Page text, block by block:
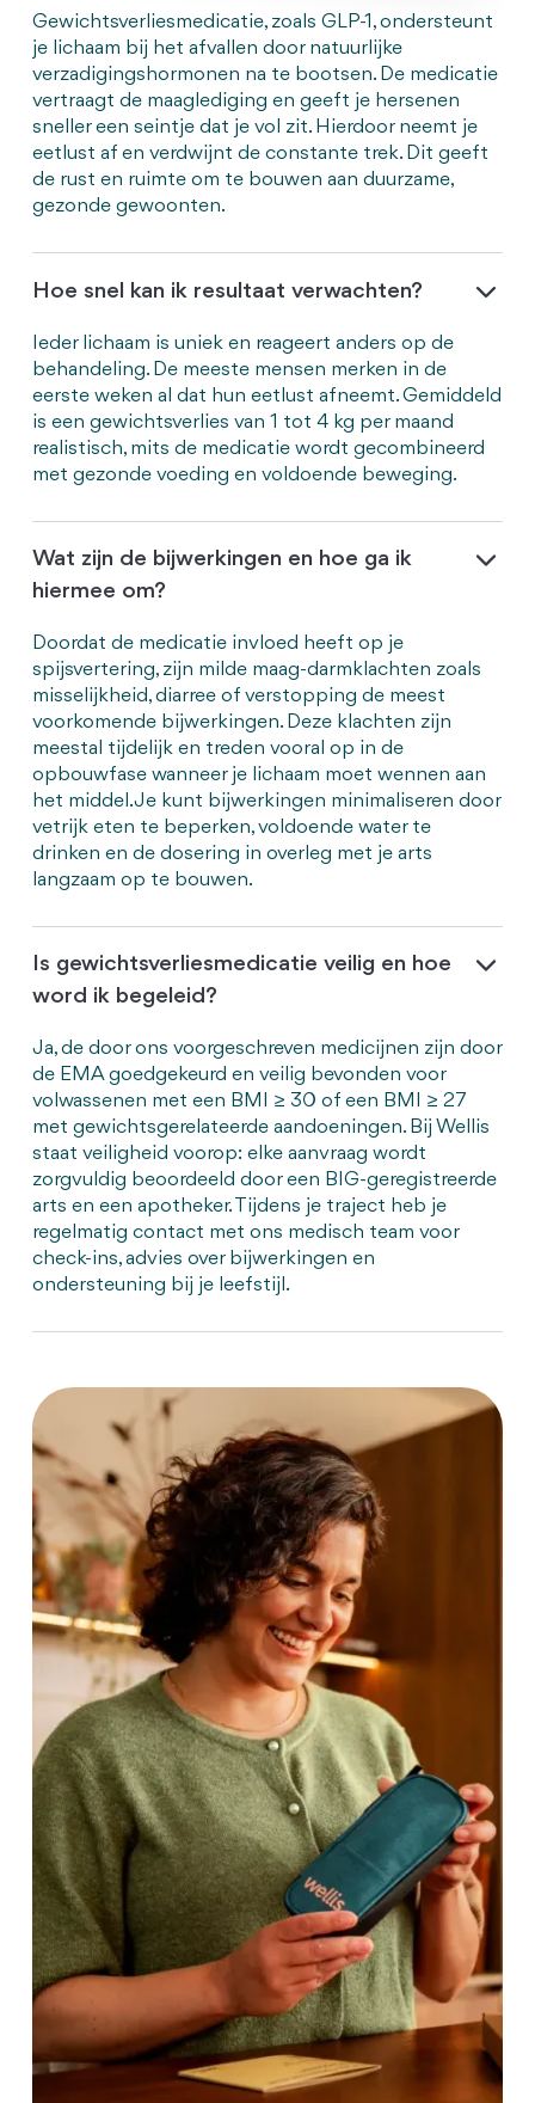
Gewichtsverliesmedicatie, zoals GLP-1, ondersteunt
je lichaam bij het afvallen door natuurlijke
verzadigingshormonen na te bootsen. De medicatie
vertraagt de maaglediging en geeft je hersenen
sneller een seintje dat je vol zit. Hierdoor neemt je
eetlust af en verdwijnt de constante trek. Dit geeft
de rust en ruimte om te bouwen aan duurzame,
gezonde gewoonten.
Hoe snel kan ik resultaat verwachten?
Ieder lichaam is uniek en reageert anders op de
behandeling. De meeste mensen merken in de
eerste weken al dat hun eetlust afneemt. Gemiddeld
is een gewichtsverlies van 1 tot 4 kg per maand
realistisch, mits de medicatie wordt gecombineerd
met gezonde voeding en voldoende beweging.
Wat zijn de bijwerkingen en hoe ga ik
hiermee om?
Doordat de medicatie invloed heeft op je
spijsvertering, zijn milde maag-darmklachten zoals
misselijkheid, diarree of verstopping de meest
voorkomende bijwerkingen. Deze klachten zijn
meestal tijdelijk en treden vooral op in de
opbouwfase wanneer je lichaam moet wennen aan
het middel. Je kunt bijwerkingen minimaliseren door
vetrijk eten te beperken, voldoende water te
drinken en de dosering in overleg met je arts
langzaam op te bouwen.
Is gewichtsverliesmedicatie veilig en hoe
word ik begeleid?
Ja, de door ons voorgeschreven medicijnen zijn door
de EMA goedgekeurd en veilig bevonden voor
volwassenen met een BMI ≥ 30 of een BMI ≥ 27
met gewichtsgerelateerde aandoeningen. Bij Wellis
staat veiligheid voorop: elke aanvraag wordt
zorgvuldig beoordeeld door een BIG-geregistreerde
arts en een apotheker. Tijdens je traject heb je
regelmatig contact met ons medisch team voor
check-ins, advies over bijwerkingen en
ondersteuning bij je leefstijl.